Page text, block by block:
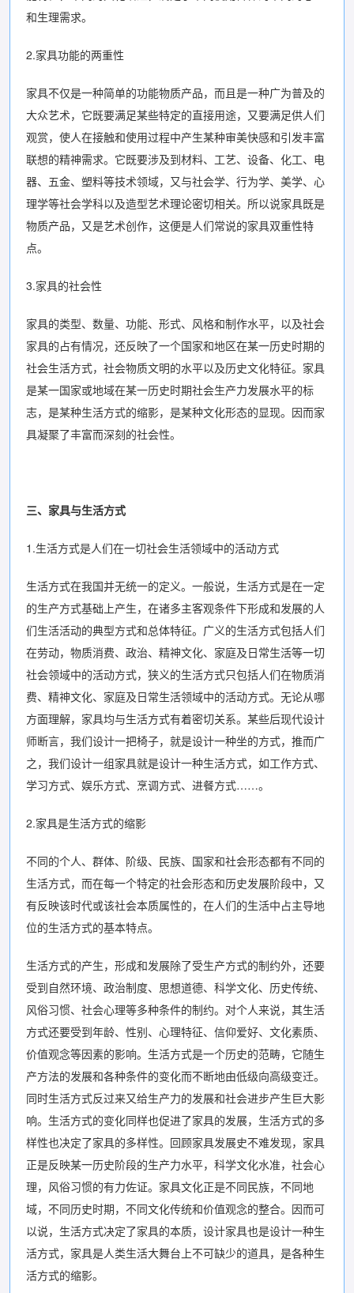
和生理需求。
2.家具功能的两重性
家具不仅是一种简单的功能物质产品，而且是一种广为普及的
大众艺术，它既要满足某些特定的直接用途，又要满足供人们
观赏，使人在接触和使用过程中产生某种审美快感和引发丰富
联想的精神需求。它既要涉及到材料、工艺、设备、化工、电
器、五金、塑料等技术领域，又与社会学、行为学、美学、心
理学等社会学科以及造型艺术理论密切相关。所以说家具既是
物质产品，又是艺术创作，这便是人们常说的家具双重性特
点。
3.家具的社会性
家具的类型、数量、功能、形式、风格和制作水平，以及社会
家具的占有情况，还反映了一个国家和地区在某一历史时期的
社会生活方式，社会物质文明的水平以及历史文化特征。家具
是某一国家或地域在某一历史时期社会生产力发展水平的标
志，是某种生活方式的缩影，是某种文化形态的显现。因而家
具凝聚了丰富而深刻的社会性。
三、家具与生活方式
1.生活方式是人们在一切社会生活领域中的活动方式
生活方式在我国并无统一的定义。一般说，生活方式是在一定
的生产方式基础上产生，在诸多主客观条件下形成和发展的人
们生活活动的典型方式和总体特征。广义的生活方式包括人们
在劳动，物质消费、政治、精神文化、家庭及日常生活等一切
社会领域中的活动方式，狭义的生活方式只包括人们在物质消
费、精神文化、家庭及日常生活领域中的活动方式。无论从哪
方面理解，家具均与生活方式有着密切关系。某些后现代设计
师断言，我们设计一把椅子，就是设计一种坐的方式，推而广
之，我们设计一组家具就是设计一种生活方式，如工作方式、
学习方式、娱乐方式、烹调方式、进餐方式……。
2.家具是生活方式的缩影
不同的个人、群体、阶级、民族、国家和社会形态都有不同的
生活方式，而在每一个特定的社会形态和历史发展阶段中，又
有反映该时代或该社会本质属性的，在人们的生活中占主导地
位的生活方式的基本特点。
生活方式的产生，形成和发展除了受生产方式的制约外，还要
受到自然环境、政治制度、思想道德、科学文化、历史传统、
风俗习惯、社会心理等多种条件的制约。对个人来说，其生活
方式还要受到年龄、性别、心理特征、信仰爱好、文化素质、
价值观念等因素的影响。生活方式是一个历史的范畴，它随生
产方法的发展和各种条件的变化而不断地由低级向高级变迁。
同时生活方式反过来又给生产力的发展和社会进步产生巨大影
响。生活方式的变化同样也促进了家具的发展，生活方式的多
样性也决定了家具的多样性。回顾家具发展史不难发现，家具
正是反映某一历史阶段的生产力水平，科学文化水准，社会心
理，风俗习惯的有力佐证。家具文化正是不同民族，不同地
域，不同历史时期，不同文化传统和价值观念的整合。因而可
以说，生活方式决定了家具的本质，设计家具也是设计一种生
活方式，家具是人类生活大舞台上不可缺少的道具，是各种生
活方式的缩影。